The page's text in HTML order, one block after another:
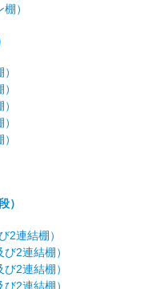
）
）
2連結棚）
び2連結棚）
び2連結棚）
び2連結棚）